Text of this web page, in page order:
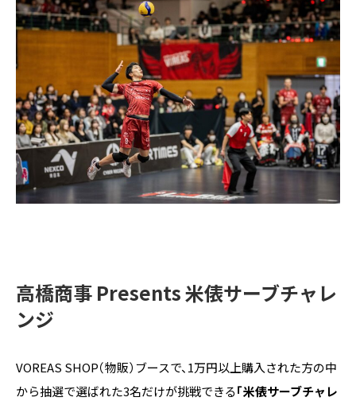
高橋商事 Presents 米俵サーブチャレ
ンジ
VOREAS SHOP（物販）ブースで、1万円以上購入された方の中
から抽選で選ばれた3名だけが挑戦できる「米俵サーブチャレ